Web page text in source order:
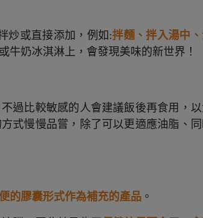
炒或直接添加，例如:拌麵、拌入湯中
牛奶冰淇淋上，會發現美味的新世界！
過比較敏感的人會建議飯後再食用，
式慢慢品嘗，除了可以更適應油脂、
的膠囊形式作為補充的產品 。